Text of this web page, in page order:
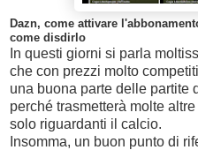
Dazn, come attivare
come disdirlo
In questi giorni si parla
che con prezzi molto
una buona parte delle partite
perché trasmetterà molte
solo riguardanti il calcio.
Insomma, un buon punto di